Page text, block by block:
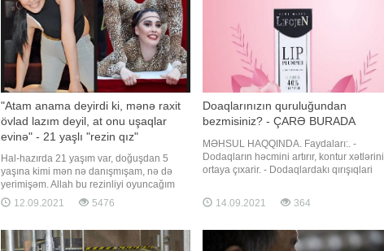
"Atam anama deyirdi ki, mənə raxit
övlad lazım deyil, at onu uşaqlar
evinə" - 21 yaşlı "rezin qız"
Hal-hazırda 21 yaşım var, doğuşdan 5
yaşına kimi mən nə danışmışam, nə də
yerimişəm. Allah bu rezinliyi oyuncağım
olaraq vermişdi mənə. Anormal olsam da,
əyilib-büzülürdüm, ayağımı başıma, başımı
sıxılırdım". Bunu -a anadangəlmə qeyri-adi
12.09.2021 5476
Doaqlarınızın quruluğundan
bezmisiniz? - ÇARƏ BURADA
MƏHSUL HAQQINDA. Faydaları:. -
Dodaqların həcmini artırır, kontur xətlərini
ortaya çıxarir. - Dodaqlardakı qırışıqlari
toxumasını bərpa edir. - Dodaqları
nəmləndirir və onlara yumuşaqliq bəxş
edən dodaq baxım məhsuludur
14.09.2021 364